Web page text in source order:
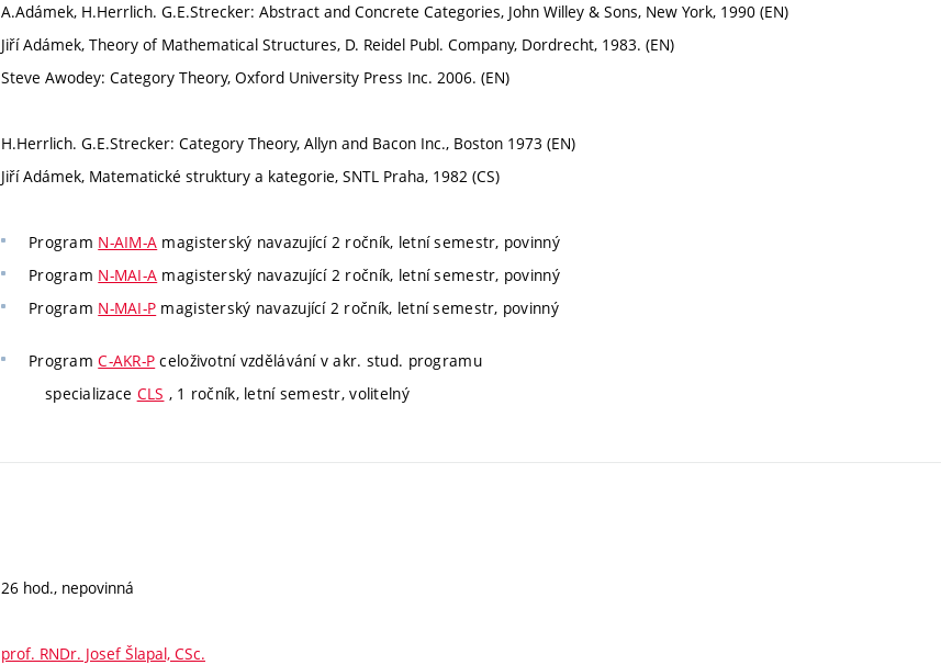
A.Adámek, H.Herrlich. G.E.Strecker: Abstract and Concrete Categories, John Willey & Sons, New York, 1990 (EN)
Jiří Adámek, Theory of Mathematical Structures, D. Reidel Publ. Company, Dordrecht, 1983. (EN)
Steve Awodey: Category Theory, Oxford University Press Inc. 2006. (EN)
H.Herrlich. G.E.Strecker: Category Theory, Allyn and Bacon Inc., Boston 1973 (EN)
Jiří Adámek, Matematické struktury a kategorie, SNTL Praha, 1982 (CS)
Program N-AIM-A magisterský navazující 2 ročník, letní semestr, povinný
Program N-MAI-A magisterský navazující 2 ročník, letní semestr, povinný
Program N-MAI-P magisterský navazující 2 ročník, letní semestr, povinný
ProgramC-AKR-P celoživotní vzdělávání v akr. stud. programu
specializace CLS , 1 ročník, letní semestr, volitelný
26 hod., nepovinná
prof. RNDr. Josef Šlapal, CSc.